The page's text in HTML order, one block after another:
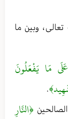
، وبين ما
مَا يَفْعَلُونَ
.
﴿النَّارِ